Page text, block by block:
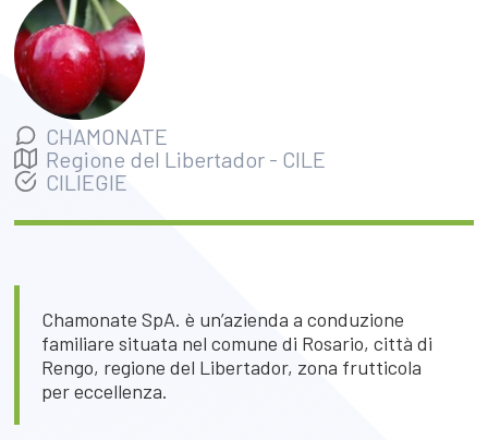
CHAMONATE
Regione del Libertador - CILE
CILIEGIE
Chamonate SpA. è un’azienda a conduzione
familiare situata nel comune di Rosario, città di
Rengo, regione del Libertador, zona frutticola
per eccellenza.